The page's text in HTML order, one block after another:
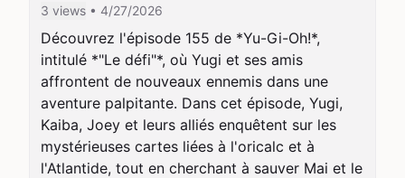
3 views • 4/27/2026
Découvrez l'épisode 155 de *Yu-Gi-Oh!*,
intitulé *"Le défi"*, où Yugi et ses amis
affrontent de nouveaux ennemis dans une
aventure palpitante. Dans cet épisode, Yugi,
Kaiba, Joey et leurs alliés enquêtent sur les
mystérieuses cartes liées à l'oricalc et à
l'Atlantide, tout en cherchant à sauver Mai et le